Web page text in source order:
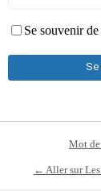
Se souvenir
Mot de
← Aller sur